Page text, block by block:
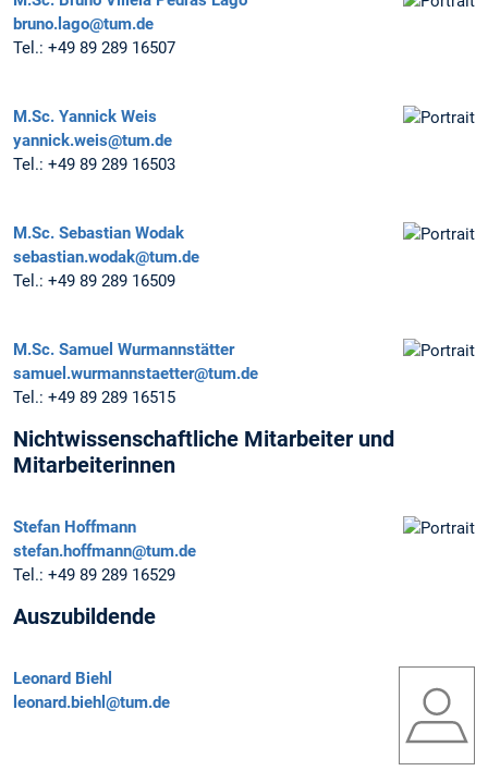
bruno.lago@tum.de
Tel.: +49 89 289 16507
M.Sc. Yannick Weis
yannick.weis@tum.de
Tel.: +49 89 289 16503
M.Sc. Sebastian Wodak
sebastian.wodak@tum.de
Tel.: +49 89 289 16509
M.Sc. Samuel Wurmannstätter
samuel.wurmannstaetter@tum.de
Tel.: +49 89 289 16515
Nichtwissenschaftliche Mitarbeiter und
Mitarbeiterinnen
Stefan Hoffmann
stefan.hoffmann@tum.de
Tel.: +49 89 289 16529
Auszubildende
Leonard Biehl
leonard.biehl@tum.de